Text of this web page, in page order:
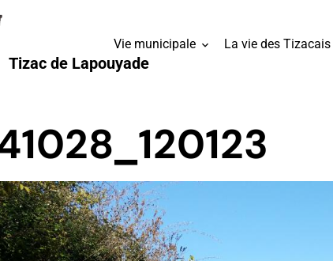
Tizac de Lapouyade
Vie municipale La vie des Tizacais